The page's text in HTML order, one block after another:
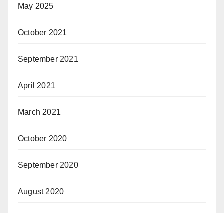
May 2025
October 2021
September 2021
April 2021
March 2021
October 2020
September 2020
August 2020